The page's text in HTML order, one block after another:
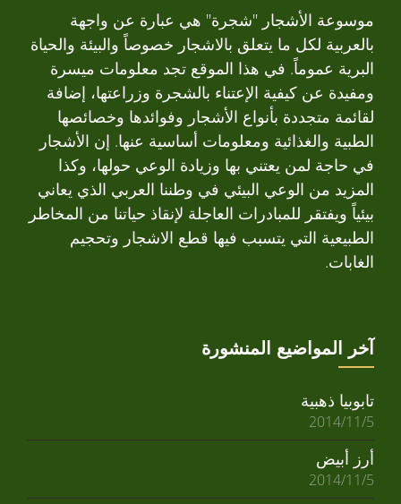
موسوعة الأشجار "شجرة" هي عبارة عن واجهة
بالعربية لكل ما يتعلق بالاشجار خصوصاً والبيئة والحياة
البرية عموماً. في هذا الموقع تجد معلومات ميسرة
ومفيدة عن كيفية الإعتناء بالشجرة وزراعتها، إضافة
لقائمة متجددة بأنواع الأشجار وفوائدها وخصائصها
الطبية والغذائية ومعلومات أساسية عنها. إن الأشجار
في حاجة لمن يعتني بها وزيادة الوعي حولها، وكذا
المزيد من الوعي البيئي في وطننا العربي الذي يعاني
بيئياً ويفتقر للمبادرات العاجلة لإنقاذ حياتنا من المخاطر
الطبيعية التي يتسبب فيها قطع الاشجار وتحجيم
الغابات.
آخر المواضيع المنشورة
تابوبيا ذهبية
2014/11/5
أرز أبيض
2014/11/5